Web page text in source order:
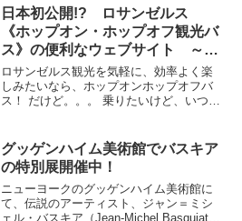
か？答えはNoです。何故ならトマトはア
ンデス高原（ペル...
日本初公開!? ロサンゼルス
《ホップオン・ホップオフ観光バ
ス》の便利なウェブサイト ～
Hop-On Hop-Off Bus～
ロサンゼルス観光を気軽に、効率よく楽
しみたいなら、ホップオンホップオフバ
ス！ だけど。。。 乗りたいけど、いつく
からない。このバスあと何分でつくの？
というコメントもちら...
グッゲンハイム美術館でバスキア
の特別展開催中！
ニューヨークのグッゲンハイム美術館に
て、伝説のアーティスト、ジャン＝ミシ
ェル・バスキア（Jean-Michel Basquiat）